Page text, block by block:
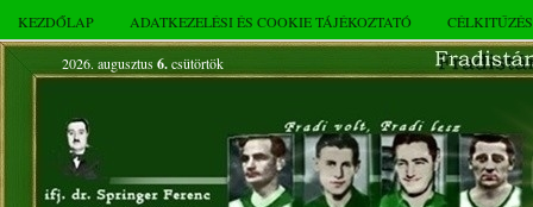
KEZDŐLAP ADATKEZELÉSI ÉS COOKIE TÁJÉKOZTATÓ
2026. augusztus 6.csütörtök